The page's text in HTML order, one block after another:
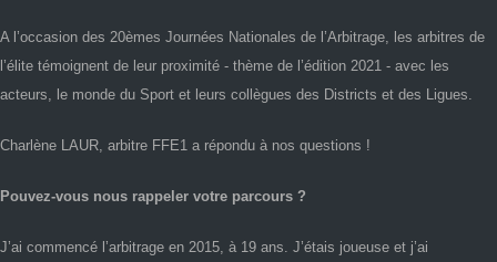
A l’occasion des 20èmes Journées Nationales de l’Arbitrage, les arbitres de
l’élite témoignent de leur proximité - thème de l’édition 2021 - avec les
acteurs, le monde du Sport et leurs collègues des Districts et des Ligues.
Charlène LAUR, arbitre FFE1 a répondu à nos questions !
Pouvez-vous nous rappeler votre parcours ?
J’ai commencé l’arbitrage en 2015, à 19 ans. J’étais joueuse et j’ai